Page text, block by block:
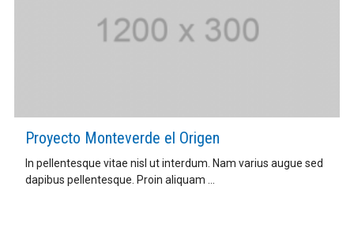
Proyecto Monteverde el Origen
In pellentesque vitae nisl ut interdum. Nam varius augue sed
dapibus pellentesque. Proin aliquam ...